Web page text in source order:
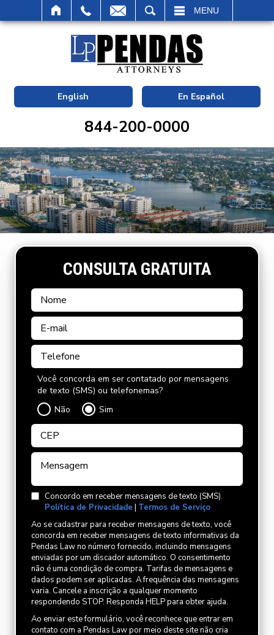
MENU
English En Español
844-200-0000
CONSULTA GRATUITA
Você concorda em ser contatado por mensagens
de texto (SMS) ou telefonemas?
Não
Sim
Concordo em receber mensagens de texto (SMS).
Política de Privacidade | Termos de Serviço
Ao se cadastrar para receber mensagens de texto, você
concorda em receber mensagens de texto informativas da
Pendas Law no número fornecido, incluindo mensagens
enviadas por um discador automático. O consentimento
não é uma condição de compra. Tarifas de mensagens e
dados podem ser aplicadas. A frequência das mensagens
varia. Cancele a inscrição a qualquer momento
respondendo STOP. Responda HELP para obter ajuda.
Ao enviar este formulário, você reconhece que entrar em
contato com a Pendas Law por meio deste site não cria